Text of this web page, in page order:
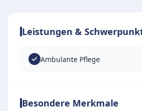
Leistungen &
Ambulante Pflege
Besondere Merkmale